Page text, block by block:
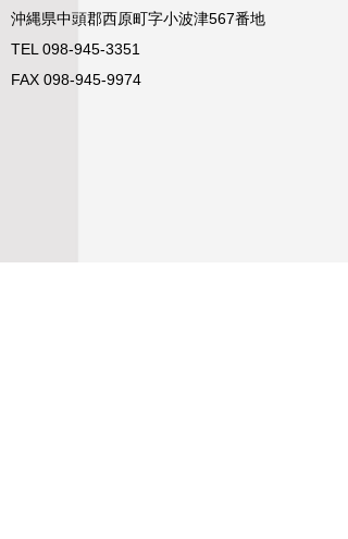
沖縄県中頭郡西原町字小波津567番地
TEL 098-945-3351
FAX 098-945-9974